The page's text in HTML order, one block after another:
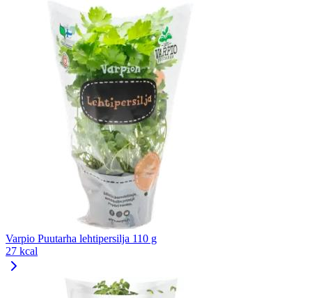
Varpio Puutarha lehtipersilja 110 g
27 kcal